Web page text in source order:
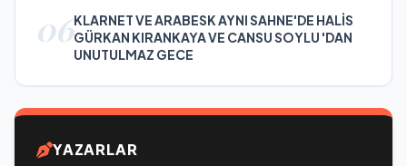
06KLARNET VE ARABESK AYNI SAHNE'DE HALİS
GÜRKAN KIRANKAYA VE CANSU SOYLU 'DAN
UNUTULMAZ GECE
YAZARLAR